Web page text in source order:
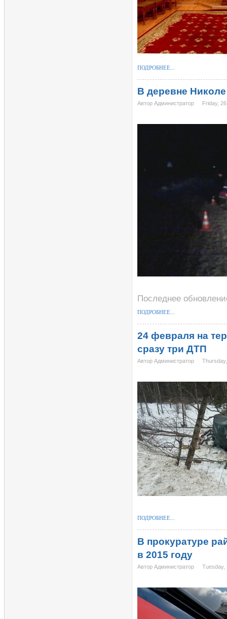
ПОДРОБНЕЕ...
В деревне
Автор Администратор Friday,
Последнее
ПОДРОБНЕЕ...
24 февраля на
сразу три ДТП
Автор Администратор
ПОДРОБНЕЕ...
В прокуратуре
в 2015 году
Автор Администратор Tuesday,